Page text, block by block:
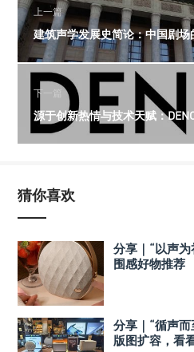
上一篇
建筑声学发展史简论：中国剧场
下一篇
源于创新热情与技术天赋：
猜你喜欢
分享｜“以声
围感好物推荐
分享｜“循声
版图扩容，看